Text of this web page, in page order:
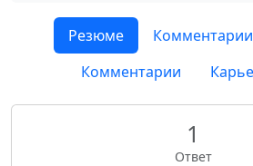
Резюме
Комментарии
1
Ответ